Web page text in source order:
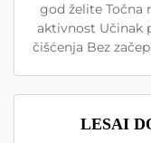
god želite Točna
aktivnost Učinak
čišćenja Bez
LESAI